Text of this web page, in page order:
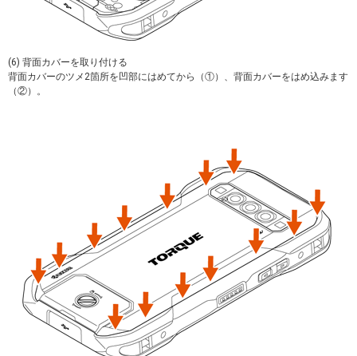
(6) 背面カバーを取り付ける
背面カバーのツメ2箇所を凹部にはめてから（①）、背面カバーをはめ込みます
（②）。